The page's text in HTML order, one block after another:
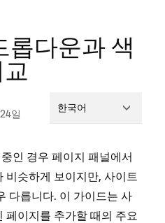
롭다운과 색
일 한국어
인 경우 페이지 패널에서
비슷하게 보이지만, 사이트
다릅니다. 이 가이드는 사
페이지를 추가할 때의 주요